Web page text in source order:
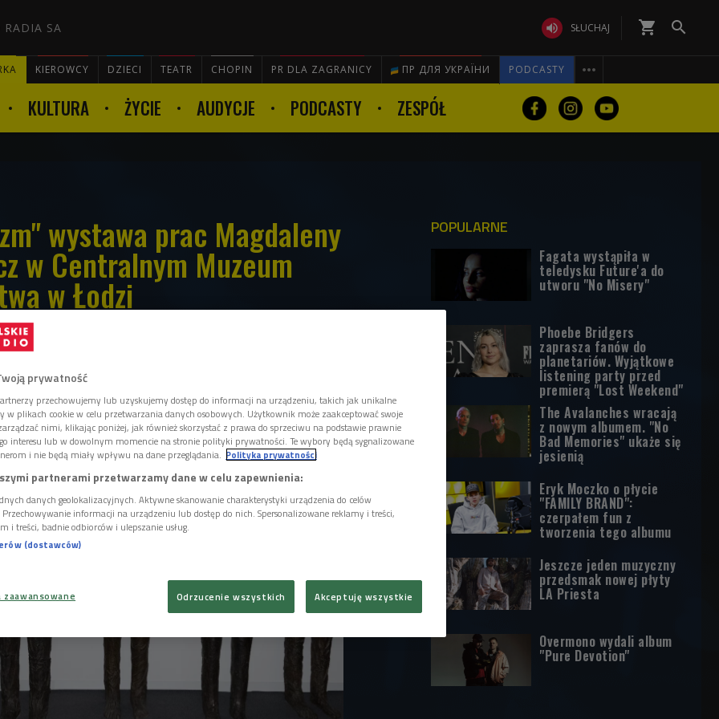
RADIA SA  SŁUCHAJ shopping_cart 
KIEROWCY DZIECI TEATR CHOPIN PR DLA ZAGRANICY ПР ДЛЯ УКРАЇНИ PODCASTY 

KULTURA ŻYCIE AUDYCJE PODCASTY ZESPÓŁ
wystawa prac Magdaleny
w Centralnym Muzeum
w Łodzi
będzie można zobaczyć zdjęcia
wystawiła na wydmach w Łebie w
podmuchom wiatru postacie ożywają,
- opowiadała kuratorka wystawy
POPULARNE
Fagata wystąpiła w
teledysku Future'a do
utworu "No Misery"
Phoebe Bridgers
zaprasza fanów do
planetariów. Wyjątkowe
listening party przed
premierą "Lost Weekend"
The Avalanches wracają
z nowym albumem. "No
Bad Memories" ukaże się
jesienią
Eryk Moczko o płycie
"FAMILY BRAND":
czerpałem fun z
tworzenia tego albumu
Jeszcze jeden muzyczny
przedsmak nowej płyty
LA Priesta
Overmono wydali album
"Pure Devotion"
prywatność
przechowujemy lub uzyskujemy dostęp do informacji na urządzeniu, takich jak unikalne
w plikach cookie w celu przetwarzania danych osobowych. Użytkownik może zaakceptować swoje
nimi, klikając poniżej, jak również skorzystać z prawa do sprzeciwu na podstawie prawnie
interesu lub w dowolnym momencie na stronie polityki prywatności. Te wybory będą sygnalizowane
i nie będą miały wpływu na dane przeglądania. Polityka prywatności
partnerami przetwarzamy dane w celu zapewnienia:
danych geolokalizacyjnych. Aktywne skanowanie charakterystyki urządzenia do celów
informacji na urządzeniu lub dostęp do nich. Spersonalizowane reklamy i treści,
i treści, badnie odbiorców i ulepszanie usług.
(dostawców)
Odrzucenie wszystkich Akceptuję wszystkie